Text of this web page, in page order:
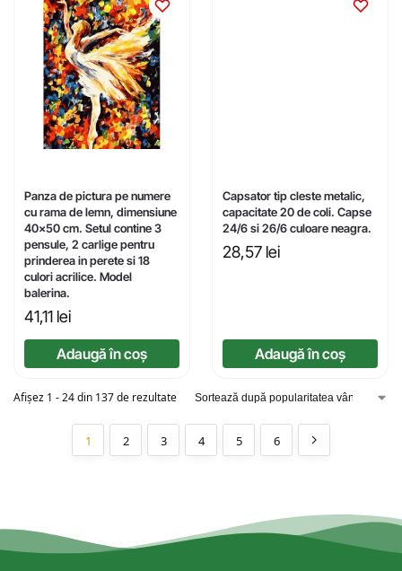
Panza de pictura pe numere
cu rama de lemn, dimensiune
40×50 cm. Setul contine 3
pensule, 2 carlige pentru
prinderea in perete si 18
culori acrilice. Model
balerina.
41,11 lei
Adaugă în coș
Capsator tip cleste metalic,
capacitate 20 de coli. Capse
24/6 si 26/6 culoare neagra.
28,57 lei
Adaugă în coș
Afișez 1 - 24 din 137 de rezultate
1 2 3 4 5 6